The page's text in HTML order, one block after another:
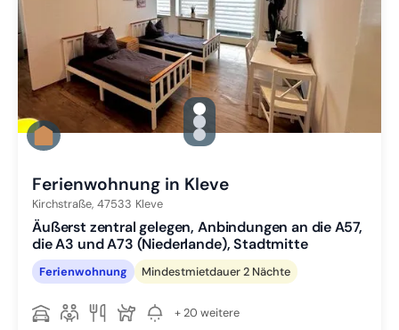
gallery.slide_selector
Zu Slide 1 wechseln
Zu Slide 2 wechseln
Zu Slide 3 wechseln
Ferienwohnung in Kleve
Kirchstraße, 47533 Kleve
Äußerst zentral gelegen, Anbindungen an die A57,
die A3 und A73 (Niederlande), Stadtmitte
Ferienwohnung Mindestmietdauer 2 Nächte
+ 20 weitere